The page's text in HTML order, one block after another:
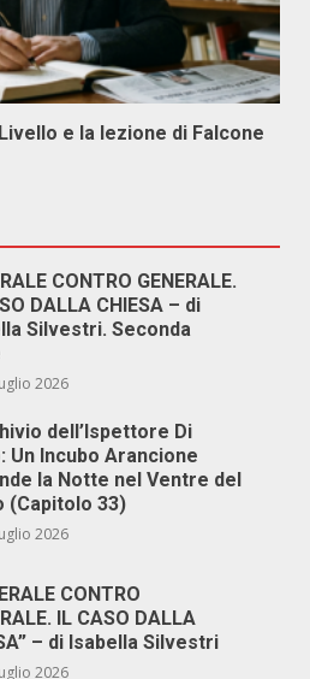
e la lezione di Falcone
CONTRO GENERALE.
DALLA CHIESA – di
Silvestri. Seconda
2026
dell’Ispettore Di
Un Incubo Arancione
la Notte nel Ventre del
(Capitolo 33)
2026
CONTRO
IL CASO DALLA
– di Isabella Silvestri
2026